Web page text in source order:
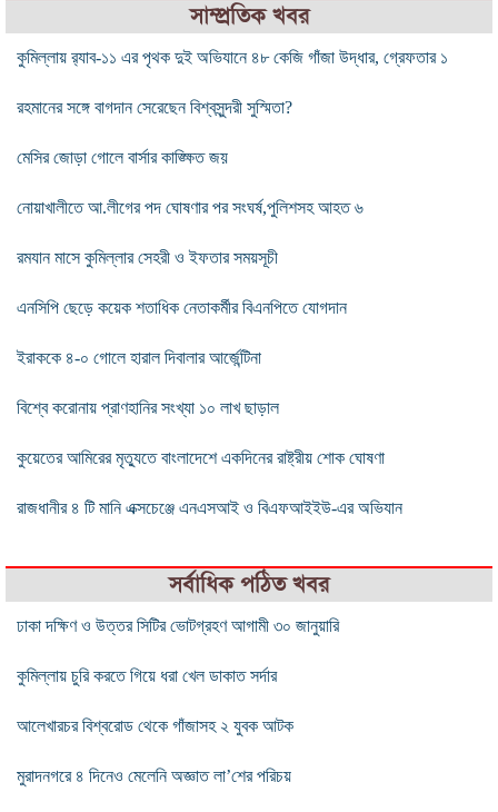
সাম্প্রতিক খবর
কুমিল্লায় র‌্যাব-১১ এর পৃথক দুই অভিযানে ৪৮ কেজি গাঁজা উদ্ধার, গ্রেফতার ১
রহমানের সঙ্গে বাগদান সেরেছেন বিশ্বসুন্দরী সুস্মিতা?
মেসির জোড়া গোলে বার্সার কাঙ্ক্ষিত জয়
নোয়াখালীতে আ.লীগের পদ ঘোষণার পর সংঘর্ষ,পুলিশসহ আহত ৬
রমযান মাসে কুমিল্লার সেহরী ও ইফতার সময়সূচী
এনসিপি ছেড়ে কয়েক শতাধিক নেতাকর্মীর বিএনপিতে যোগদান
ইরাককে ৪-০ গোলে হারাল দিবালার আর্জেন্টিনা
বিশ্বে করোনায় প্রাণহানির সংখ্যা ১০ লাখ ছাড়াল
কুয়েতের আমিরের মৃত্যুতে বাংলাদেশে একদিনের রাষ্ট্রীয় শোক ঘোষণা
রাজধানীর ৪ টি মানি এক্সচেঞ্জে এনএসআই ও বিএফআইইউ-এর অভিযান
সর্বাধিক পঠিত খবর
ঢাকা দক্ষিণ ও উত্তর সিটির ভোটগ্রহণ আগামী ৩০ জানুয়ারি
কুমিল্লায় চুরি করতে গিয়ে ধরা খেল ডাকাত সর্দার
আলেখারচর বিশ্বরোড থেকে গাঁজাসহ ২ যুবক আটক
মুরাদনগরে ৪ দিনেও মেলেনি অজ্ঞাত লা’শের পরিচয়